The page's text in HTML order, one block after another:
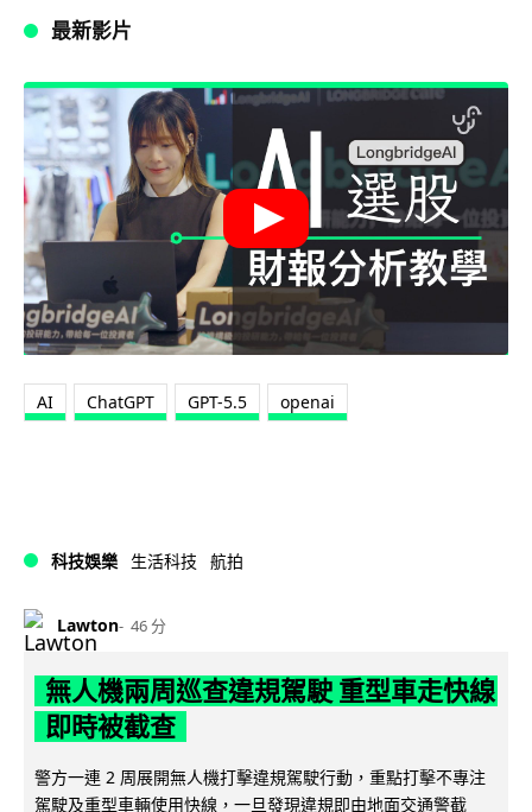
最新影片
AI ChatGPT GPT-5.5 openai
科技娛樂 生活科技 航拍
Lawton 46 分
無人機兩周巡查違規駕駛 重型車走快線
即時被截查
警方一連 2 周展開無人機打擊違規駕駛行動，重點打擊不專注
駕駛及重型車輛使用快線，一旦發現違規即由地面交通警截